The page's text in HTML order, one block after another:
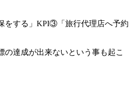
をする」KPI③「旅行代理店へ予約
達成が出来ないという事も起こ